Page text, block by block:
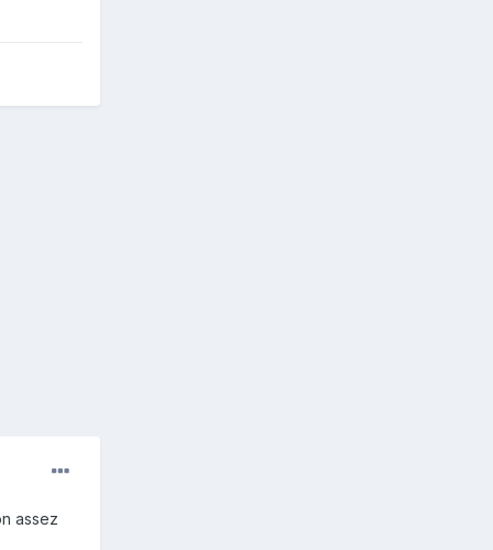
assez